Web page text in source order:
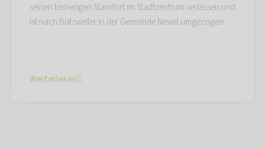
seinen bisherigen Standort im Stadtzentrum verlassen und
ist nach Butzweiler in der Gemeinde Newel umgezogen.
Weiterlesen